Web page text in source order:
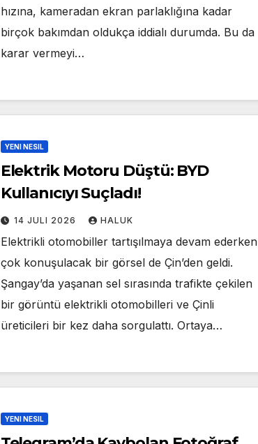
hızına, kameradan ekran parlaklığına kadar
birçok bakımdan oldukça iddialı durumda. Bu da
karar vermeyi…
YENI NESIL
Elektrik Motoru Düştü: BYD
Kullanıcıyı Suçladı!
14 JULI 2026 HALUK
Elektrikli otomobiller tartışılmaya devam ederken
çok konuşulacak bir görsel de Çin’den geldi.
Şangay’da yaşanan sel sırasında trafikte çekilen
bir görüntü elektrikli otomobilleri ve Çinli
üreticileri bir kez daha sorgulattı. Ortaya…
YENI NESIL